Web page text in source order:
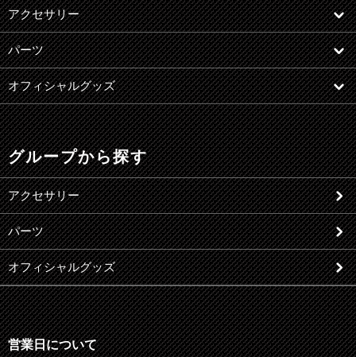
アクセサリー
パーツ
オフィシャルグッズ
グループから探す
アクセサリー
パーツ
オフィシャルグッズ
営業日について